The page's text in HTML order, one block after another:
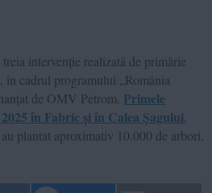
intervenție realizată de primărie
cadrul programului „România
de OMV Petrom. Primele
în Fabric și în Calea Șagului
plantat aproximativ 10.000 de arbori,